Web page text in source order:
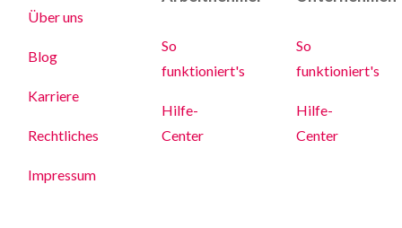
Über uns
Blog
Karriere
Rechtliches
Impressum
So
funktioniert's
Hilfe-
Center
So
funktioniert's
Hilfe-
Center